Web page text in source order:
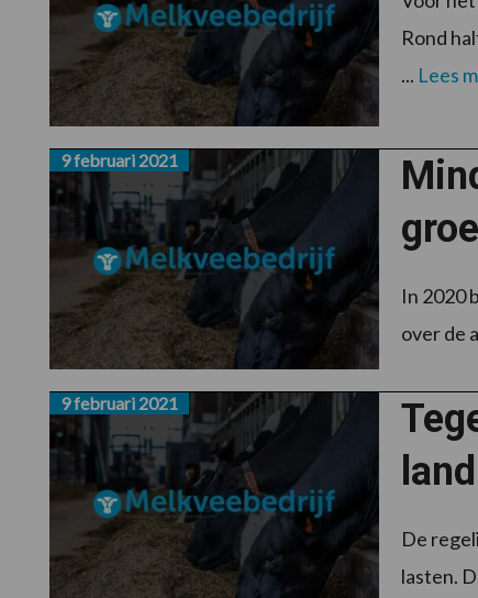
Rond
... Lees
9 februari 2021
In 2020
over de
9 februari 2021
De
lasten.